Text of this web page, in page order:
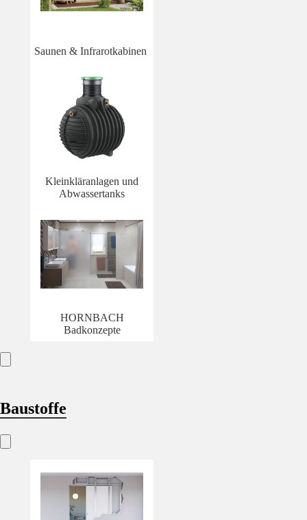
Saunen & Infrarotkabinen
Kleinkläranlagen und
Abwassertanks
HORNBACH
Badkonzepte
Baustoffe